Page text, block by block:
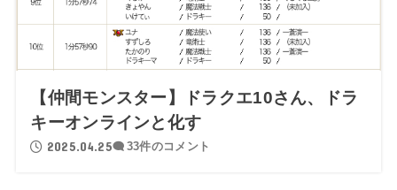
【仲間モンスター】ドラクエ10さん、ドラ
キーオンラインと化す
2025.04.25 33件のコメント